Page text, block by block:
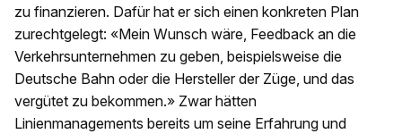
zu finanzieren. Dafür hat er sich einen konkreten Plan
zurechtgelegt: «Mein Wunsch wäre, Feedback an die
Verkehrsunternehmen zu geben, beispielsweise die
Deutsche Bahn oder die Hersteller der Züge, und das
vergütet zu bekommen.» Zwar hätten
Linienmanagements bereits um seine Erfahrung und